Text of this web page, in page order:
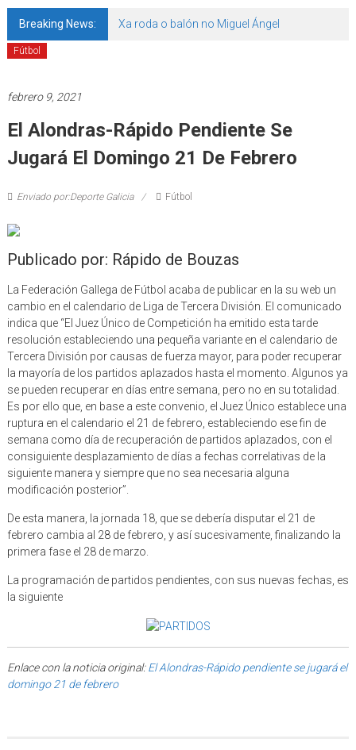
Breaking News: Xa roda o balón no Miguel Ángel
Fútbol
febrero 9, 2021
El Alondras-Rápido Pendiente Se
Jugará El Domingo 21 De Febrero
Enviado por:Deporte Galicia Fútbol
Publicado por: Rápido de Bouzas
La Federación Gallega de Fútbol acaba de publicar en la su web un
cambio en el calendario de Liga de Tercera División. El comunicado
indica que “El Juez Único de Competición ha emitido esta tarde
resolución estableciendo una pequeña variante en el calendario de
Tercera División por causas de fuerza mayor, para poder recuperar
la mayoría de los partidos aplazados hasta el momento. Algunos ya
se pueden recuperar en días entre semana, pero no en su totalidad.
Es por ello que, en base a este convenio, el Juez Único establece una
ruptura en el calendario el 21 de febrero, estableciendo ese fin de
semana como día de recuperación de partidos aplazados, con el
consiguiente desplazamiento de días a fechas correlativas de la
siguiente manera y siempre que no sea necesaria alguna
modificación posterior”.
De esta manera, la jornada 18, que se debería disputar el 21 de
febrero cambia al 28 de febrero, y así sucesivamente, finalizando la
primera fase el 28 de marzo.
La programación de partidos pendientes, con sus nuevas fechas, es
la siguiente
Enlace con la noticia original:El Alondras-Rápido pendiente se jugará el
domingo 21 de febrero